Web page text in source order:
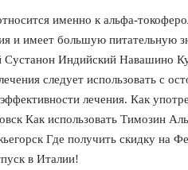
именно к альфа-
и имеет большую питательную
Сустанон Индийский Навашино
следует использовать с
лечения. Как
Как использовать Tимозин
Где получить скидку на
в Италии!